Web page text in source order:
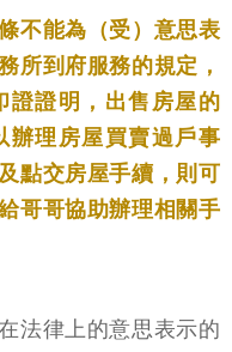
不能為（受）意思表
所到府服務的規定，
證證明，出售房屋的
辦理房屋買賣過戶事
點交房屋手續，則可
哥哥協助辦理相關手
法律上的意思表示的